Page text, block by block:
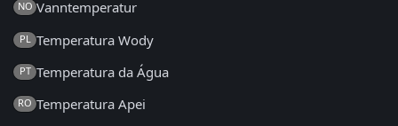
NO Vanntemperatur
PL Temperatura Wody
PT Temperatura da Água
RO Temperatura Apei